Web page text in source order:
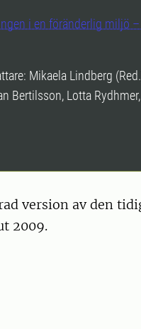
i en föränderlig miljö
Mikaela Lindberg
Bertilsson, Lotta
version av den
2009.